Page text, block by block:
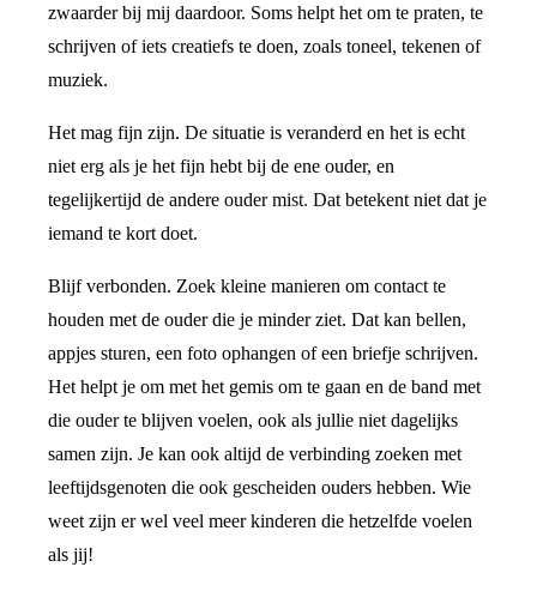
zwaarder bij mij daardoor. Soms helpt het om te praten, te
schrijven of iets creatiefs te doen, zoals toneel, tekenen of
muziek.
Het mag fijn zijn. De situatie is veranderd en het is echt
niet erg als je het fijn hebt bij de ene ouder, en
tegelijkertijd de andere ouder mist. Dat betekent niet dat je
iemand te kort doet.
Blijf verbonden. Zoek kleine manieren om contact te
houden met de ouder die je minder ziet. Dat kan bellen,
appjes sturen, een foto ophangen of een briefje schrijven.
Het helpt je om met het gemis om te gaan en de band met
die ouder te blijven voelen, ook als jullie niet dagelijks
samen zijn. Je kan ook altijd de verbinding zoeken met
leeftijdsgenoten die ook gescheiden ouders hebben. Wie
weet zijn er wel veel meer kinderen die hetzelfde voelen
als jij!